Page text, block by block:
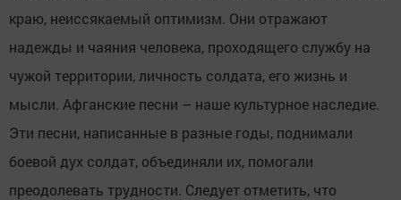
краю, неиссякаемый оптимизм. Они отражают
надежды и чаяния человека, проходящего службу на
чужой территории, личность солдата, его жизнь и
мысли. Афганские песни – наше культурное наследие.
Эти песни, написанные в разные годы, поднимали
боевой дух солдат, объединяли их, помогали
преодолевать трудности. Следует отметить, что